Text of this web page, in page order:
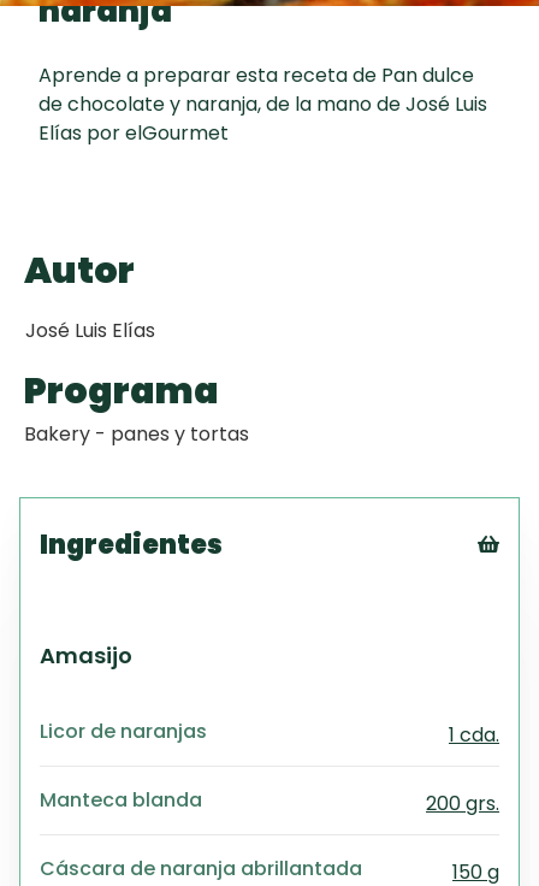
Chispas de
Chocolate
recetas
naranja
Aprende a preparar esta receta de Pan dulce
de chocolate y naranja, de la mano de José Luis
Elías por elGourmet
Autor
José Luis Elías
Programa
Bakery - panes y tortas
Ingredientes
Amasijo
Licor de naranjas 1 cda.
Manteca blanda 200 grs.
Cáscara de naranja abrillantada 150 g